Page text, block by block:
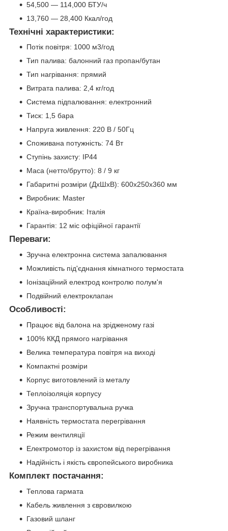
54,500 — 114,000 БТУ/ч
13,760 — 28,400 Ккал/год
Технічні характеристики:
Потік повітря: 1000 м3/год
Тип палива: балонний газ пропан/бутан
Тип нагрівання: прямий
Витрата палива: 2,4 кг/год
Система підпалювання: електронний
Тиск: 1,5 бара
Напруга живлення: 220 В / 50Гц
Споживана потужність: 74 Вт
Ступінь захисту: IP44
Маса (нетто/брутто): 8 / 9 кг
Габаритні розміри (ДхШхВ): 600x250x360 мм
Виробник: Master
Країна-виробник: Італія
Гарантія: 12 міс офіційної гарантії
Переваги:
Зручна електронна система запалювання
Можливість під'єднання кімнатного термостата
Іонізаційний електрод контролю полум'я
Подвійний електроклапан
Особливості:
Працює від балона на зрідженому газі
100% ККД прямого нагрівання
Велика температура повітря на виході
Компактні розміри
Корпус виготовлений із металу
Теплоізоляція корпусу
Зручна транспортувальна ручка
Наявність термостата перегрівання
Режим вентиляції
Електромотор із захистом від перегрівання
Надійність і якість європейського виробника
Комплект постачання:
Теплова гармата
Кабель живлення з євровилкою
Газовий шланг